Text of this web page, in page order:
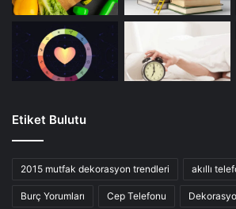
Etiket Bulutu
2015 mutfak dekorasyon trendleri akıllı
Burç Yorumları Cep Telefonu